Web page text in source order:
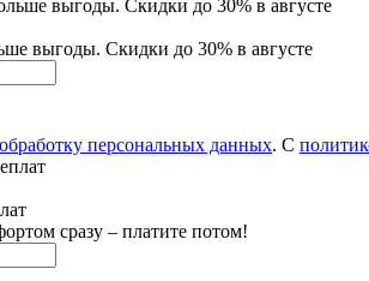
выгоды. Скидки до 30% в августе
персональных данных. С
сразу – платите потом!